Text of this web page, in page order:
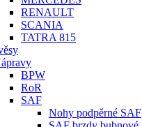
RENAULT
SCANIA
TATRA 815
BPW
RoR
SAF
Nohy podpěrné SAF